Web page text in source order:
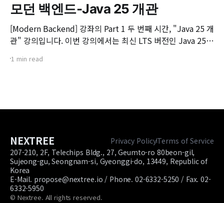
모던 백엔드-Java 25 개관
[Modern Backend] 강좌의 Part 1 두 번째 시간, "Java 25 개
관" 강의입니다. 이번 강의에서는 최신 LTS 버전인 Java 25의
Enhancement Proposal) 기능들을 살펴봅니다. 📌 주요 학
1 min read
NEXTREE Privacy PolicyTerms of Service
207-210, 2F, Telechips Bldg., 27, Geumto-ro 80beon-gil,
Sujeong-gu, Seongnam-si, Gyeonggi-do, 13449, Republic of
Korea
E-Mail. propose@nextree.io / Phone. 02-6332-5250 / Fax. 02-
6332-5950
© Nextree. All rights reserved.